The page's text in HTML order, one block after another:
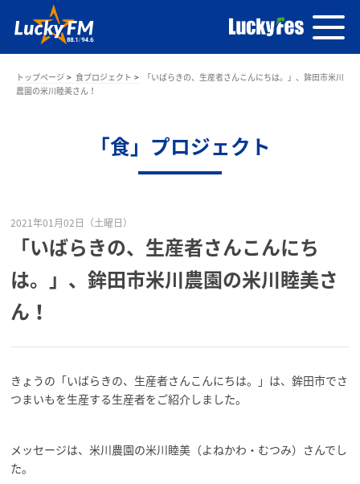
トップページ 食プロジェクト
「いばらきの、生産者さんこんにちは。」、鉾田市米川
農園の米川睦美さん！
「食」プロジェクト
2021年01月02日（土曜日）
「いばらきの、生産者さんこんにち
は。」、鉾田市米川農園の米川睦美さ
ん！
きょうの「いばらきの、生産者さんこんにちは。」は、鉾田市でさ
つまいもを生産する生産者をご紹介しました。
メッセージは、米川農園の米川睦美（よねかわ・むつみ）さんでし
た。